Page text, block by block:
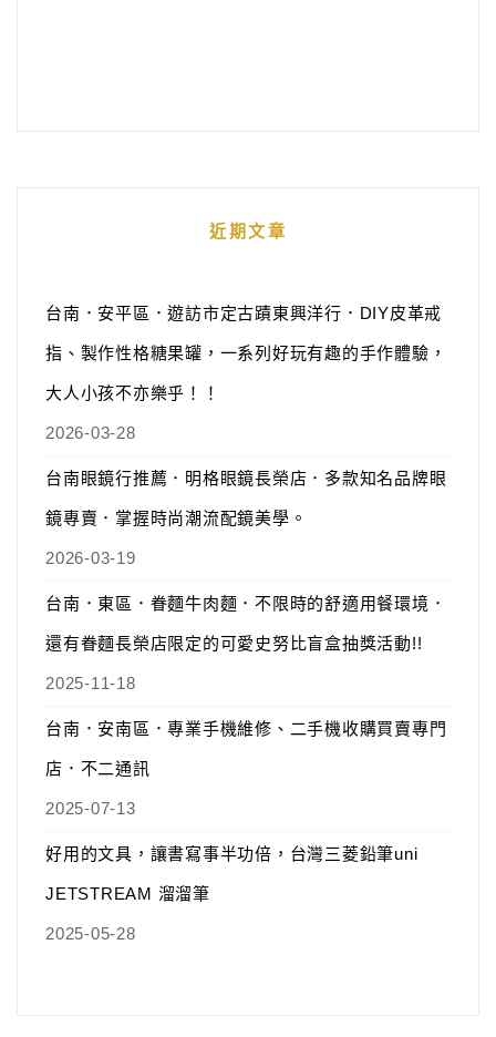
近期文章
台南．安平區．遊訪市定古蹟東興洋行．DIY皮革戒
指、製作性格糖果罐，一系列好玩有趣的手作體驗，
大人小孩不亦樂乎！！
2026-03-28
台南眼鏡行推薦．明格眼鏡長榮店．多款知名品牌眼
鏡專賣．掌握時尚潮流配鏡美學。
2026-03-19
台南．東區．眷麵牛肉麵．不限時的舒適用餐環境．
還有眷麵長榮店限定的可愛史努比盲盒抽獎活動!!
2025-11-18
台南．安南區．專業手機維修、二手機收購買賣專門
店．不二通訊
2025-07-13
好用的文具，讓書寫事半功倍，台灣三菱鉛筆uni
JETSTREAM 溜溜筆
2025-05-28